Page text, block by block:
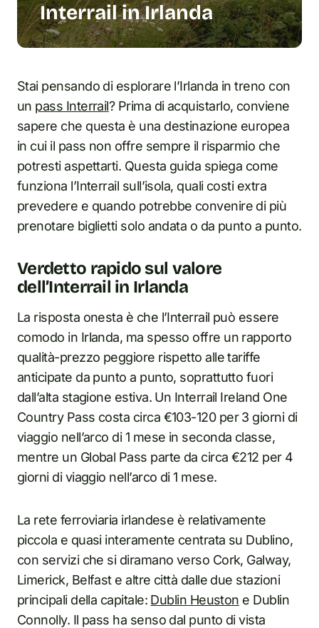
Interrail in Irlanda
Stai pensando di esplorare l’Irlanda in treno con
un pass Interrail? Prima di acquistarlo, conviene
sapere che questa è una destinazione europea
in cui il pass non offre sempre il risparmio che
potresti aspettarti. Questa guida spiega come
funziona l’Interrail sull’isola, quali costi extra
prevedere e quando potrebbe convenire di più
prenotare biglietti solo andata o da punto a punto.
Verdetto rapido sul valore
dell’Interrail in Irlanda
La risposta onesta è che l’Interrail può essere
comodo in Irlanda, ma spesso offre un rapporto
qualità-prezzo peggiore rispetto alle tariffe
anticipate da punto a punto, soprattutto fuori
dall’alta stagione estiva. Un Interrail Ireland One
Country Pass costa circa €103-120 per 3 giorni di
viaggio nell’arco di 1 mese in seconda classe,
mentre un Global Pass parte da circa €212 per 4
giorni di viaggio nell’arco di 1 mese.
La rete ferroviaria irlandese è relativamente
piccola e quasi interamente centrata su Dublino,
con servizi che si diramano verso Cork, Galway,
Limerick, Belfast e altre città dalle due stazioni
principali della capitale: Dublin Heuston e Dublin
Connolly. Il pass ha senso dal punto di vista